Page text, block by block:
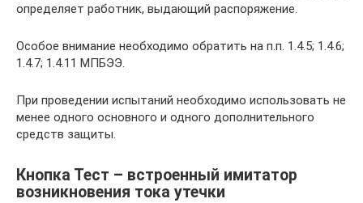
определяет работник, выдающий распоряжение.
Особое внимание необходимо обратить на п.п. 1.4.5; 1.4.6;
1.4.7; 1.4.11 МПБЭЭ.
При проведении испытаний необходимо использовать не
менее одного основного и одного дополнительного
средств защиты.
Кнопка Тест – встроенный имитатор
возникновения тока утечки